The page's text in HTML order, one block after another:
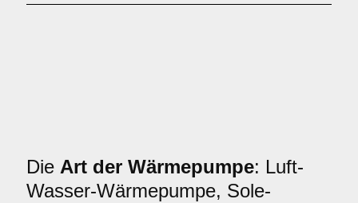
Die Art der Wärmepumpe: Luft-
Wasser-Wärmepumpe, Sole-